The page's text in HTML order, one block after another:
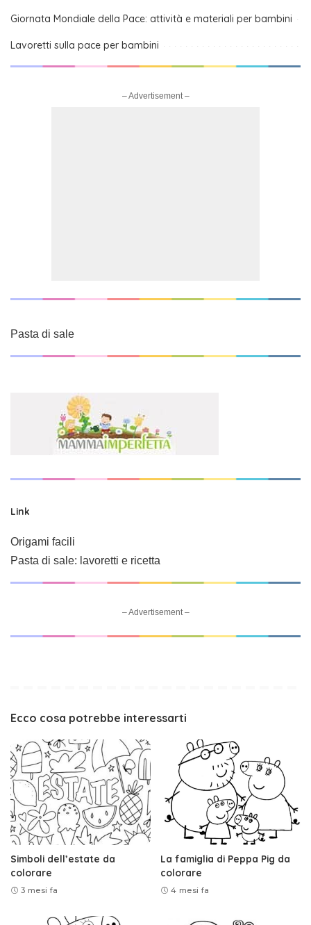
Giornata Mondiale della Pace: attività e materiali per bambini
Lavoretti sulla pace per bambini
– Advertisement –
Pasta di sale
Link
Origami facili
Pasta di sale: lavoretti e ricetta
– Advertisement –
Ecco cosa potrebbe interessarti
Simboli dell’estate da
colorare
3 mesi fa
La famiglia di Peppa Pig da
colorare
4 mesi fa